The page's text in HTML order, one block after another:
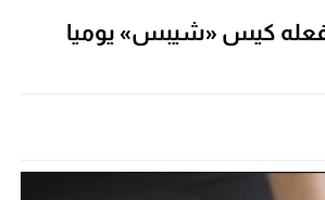
كيس «شيبس» يوميا